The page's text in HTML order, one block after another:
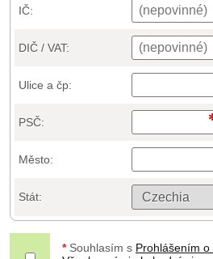
IČ:
DIČ / VAT:
Ulice a čp:
PSČ:
Město:
Stát:
* Souhlasím s Prohlášením